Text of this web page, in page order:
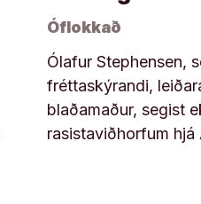
Óflokkað
Ólafur Stephensen,
fréttaskýrandi,
blaðamaður, segist
rasistaviðhorfum